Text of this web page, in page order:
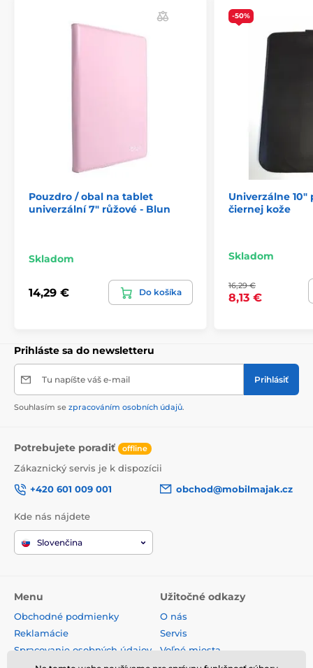
Pouzdro / obal na tablet
univerzální 7" růžové - Blun
Skladom
14,29 € Do košíka
-50%
Univerzálne
čiernej kože
Skladom
16,29 €
8,13 €
Prihláste sa do newsletteru
Tu napíšte váš e-mail Prihlásiť
Souhlasím se zpracováním osobních údajů.
Potrebujete poradiť offline
Zákaznický servis je k dispozícii
+420 601 009 001
obchod@mobilmajak.cz
Kde nás nájdete
Slovenčina
Menu
Obchodné podmienky
Reklamácie
Spracovanie osobných údajov
Užitočné odkazy
O nás
Servis
Voľné miesta